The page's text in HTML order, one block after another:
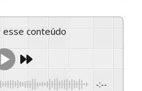
esse conteúdo
-:--